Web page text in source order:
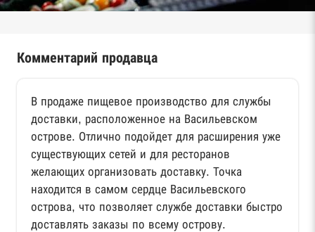
Комментарий продавца
В продаже пищевое производство для службы
доставки, расположенное на Васильевском
острове. Отлично подойдет для расширения уже
существующих сетей и для ресторанов
желающих организовать доставку. Точка
находится в самом сердце Васильевского
острова, что позволяет службе доставки быстро
доставлять заказы по всему острову.